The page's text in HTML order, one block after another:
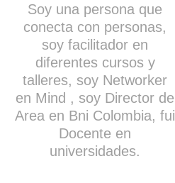
Soy una persona que
conecta con personas,
soy facilitador en
diferentes cursos y
talleres, soy Networker
en Mind , soy Director de
Area en Bni Colombia, fui
Docente en
universidades.